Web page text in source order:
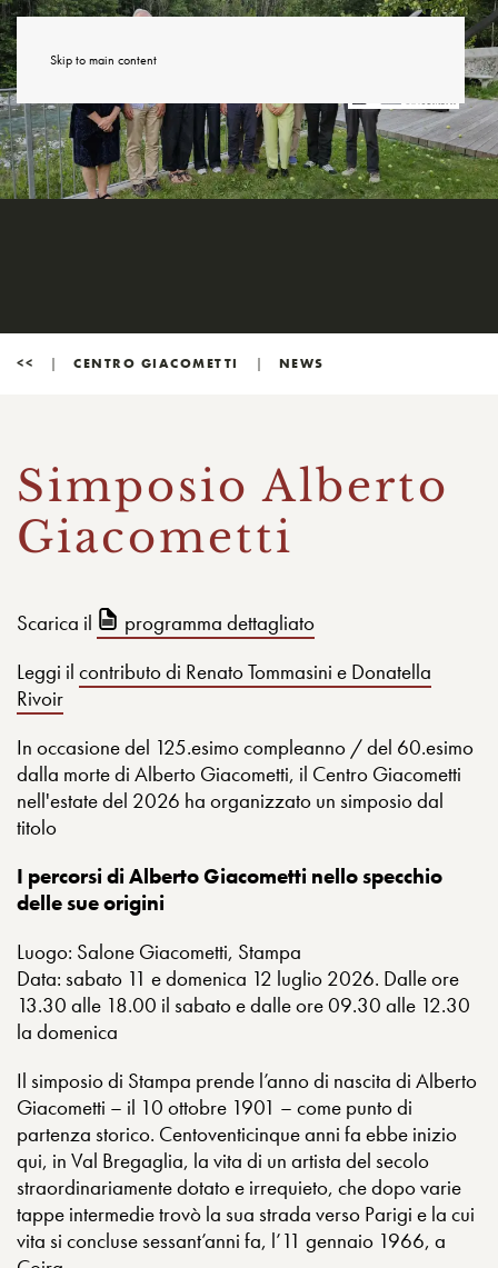
Skip to main content
<< CENTRO GIACOMETTI NEWS
Simposio Alberto
Giacometti
Scarica il
programma dettagliato
Leggi il contributo di Renato Tommasini e Donatella
Rivoir
In occasione del 125.esimo compleanno / del 60.esimo
dalla morte di Alberto Giacometti, il Centro Giacometti
nell'estate del 2026 ha organizzato un simposio dal
titolo
I percorsi di Alberto Giacometti nello specchio
delle sue origini
Luogo: Salone Giacometti, Stampa
Data: sabato 11 e domenica 12 luglio 2026. Dalle ore
13.30 alle 18.00 il sabato e dalle ore 09.30 alle 12.30
la domenica
Il simposio di Stampa prende l’anno di nascita di Alberto
Giacometti – il 10 ottobre 1901 – come punto di
partenza storico. Centoventicinque anni fa ebbe inizio
qui, in Val Bregaglia, la vita di un artista del secolo
straordinariamente dotato e irrequieto, che dopo varie
tappe intermedie trovò la sua strada verso Parigi e la cui
vita si concluse sessant’anni fa, l’11 gennaio 1966, a